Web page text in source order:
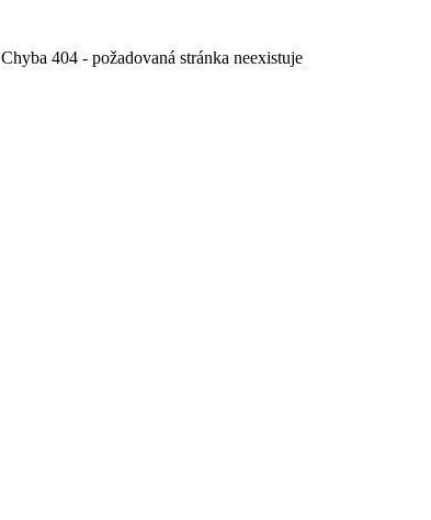
Chyba 404 - požadovaná stránka neexistuje